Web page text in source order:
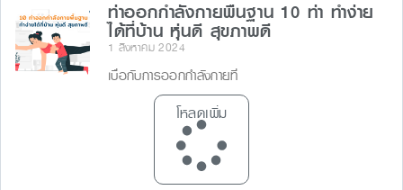
ท่าออกกําลังกายพื้นฐาน 10 ท่า ทำง่าย
ได้ที่บ้าน หุ่นดี สุขภาพดี
1 สิงหาคม 2024
เบื่อกับการออกกำลังกายที่
โหลดเพิ่ม